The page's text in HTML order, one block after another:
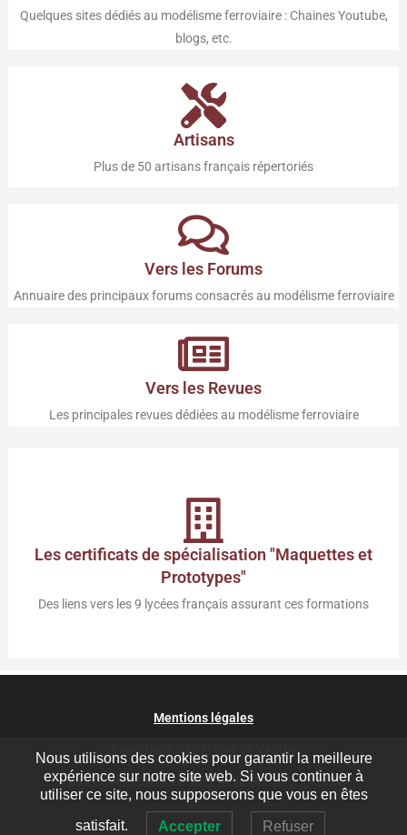
Quelques sites dédiés au modélisme ferroviaire : Chaines Youtube,
blogs, etc.
Artisans
Plus de 50 artisans français répertoriés
Vers les Forums
Annuaire des principaux forums consacrés au modélisme ferroviaire
Vers les Revues
Les principales revues dédiées au modélisme ferroviaire
Les certificats de spécialisation "Maquettes et
Prototypes"
Des liens vers les 9 lycées français assurant ces formations
Mentions légales
Le développement durable pour Chemins de rêves
Nous utilisons des cookies pour garantir la meilleure
expérience sur notre site web. Si vous continuer à
utiliser ce site, nous supposerons que vous en êtes
satisfait. Accepter Refuser